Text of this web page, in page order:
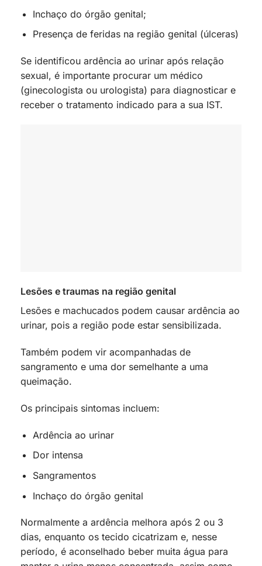
Inchaço do órgão genital;
Presença de feridas na região genital (úlceras)
Se identificou ardência ao urinar após relação
sexual, é importante procurar um médico
(ginecologista ou urologista) para diagnosticar e
receber o tratamento indicado para a sua IST.
Lesões e traumas na região genital
Lesões e machucados podem causar ardência ao
urinar, pois a região pode estar sensibilizada.
Também podem vir acompanhadas de
sangramento e uma dor semelhante a uma
queimação.
Os principais sintomas incluem:
Ardência ao urinar
Dor intensa
Sangramentos
Inchaço do órgão genital
Normalmente a ardência melhora após 2 ou 3
dias, enquanto os tecido cicatrizam e, nesse
período, é aconselhado beber muita água para